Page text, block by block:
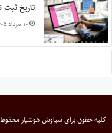
تاریخ ثبت
۱۰ مرداد ۱۴۰۵
کلیه حقوق برایسیاوش هوشیار